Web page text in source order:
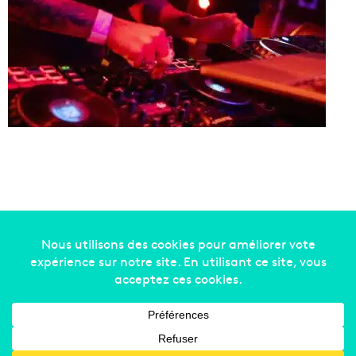
Copyright © 2014-2022Made in Marseille. Tous droits
mentions légales-nous contacter
sommes-nous-annonceurs
Facebook
X LinkedinYouTubeInstagram
RSS